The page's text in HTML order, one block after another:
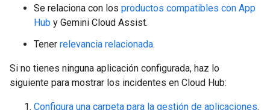
Se relaciona con los productos compatibles con App
Hub y Gemini Cloud Assist.
Tener relevancia relacionada.
Si no tienes ninguna aplicación configurada, haz lo
siguiente para mostrar los incidentes en Cloud Hub:
Configura una carpeta para la gestión de aplicaciones.